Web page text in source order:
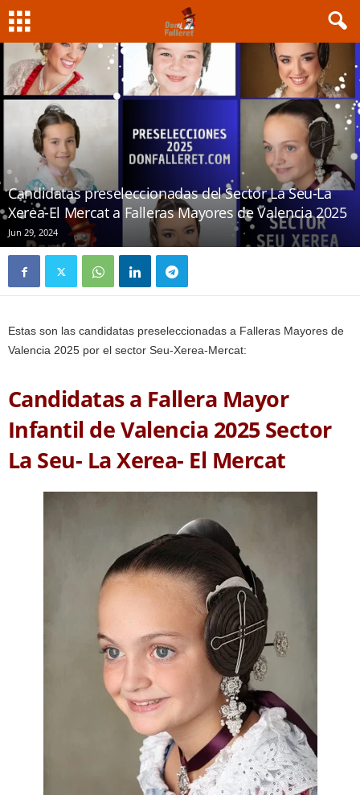
Candidatas preseleccionadas del Sector La Seu-La
Xerea-El Mercat a Falleras Mayores de Valencia 2025
Jun 29, 2024
Estas son las candidatas preseleccionadas a Falleras Mayores de
Valencia 2025 por el sector Seu-Xerea-Mercat:
Candidatas a Fallera Mayor
Infantil de Valencia 2025 Sector
La Seu- La Xerea- El Mercat